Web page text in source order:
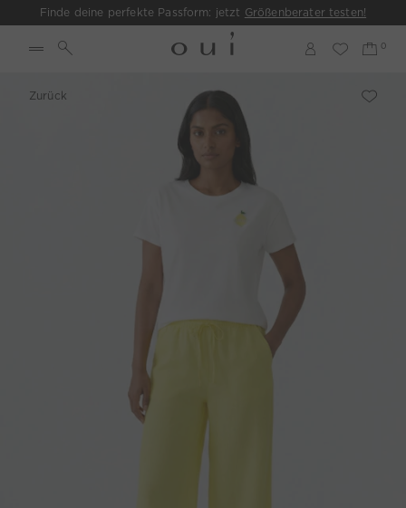
Finde deine perfekte Passform: jetzt Größenberater testen!
Zurück